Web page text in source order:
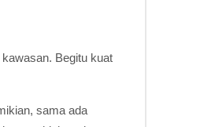
Begitu kuat
sama ada